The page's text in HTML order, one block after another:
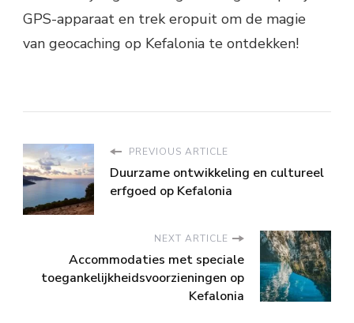
GPS-apparaat en trek eropuit om de magie
van geocaching op Kefalonia te ontdekken!
PREVIOUS ARTICLE
Duurzame ontwikkeling en cultureel
erfgoed op Kefalonia
NEXT ARTICLE
Accommodaties met speciale
toegankelijkheidsvoorzieningen op
Kefalonia